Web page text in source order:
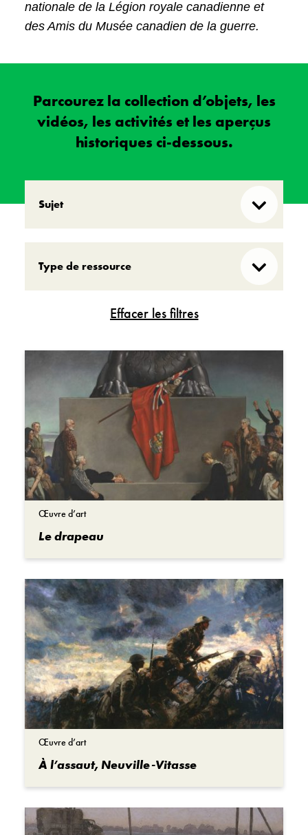
nationale de la Légion royale canadienne et
des Amis du Musée canadien de la guerre.
Parcourez la collection d’objets, les
vidéos, les activités et les aperçus
historiques ci-dessous.
Sujet
Récits de Canadiens noirs
Histoires de femmes
Récits de Canadiens d’origine asiatique
Récits de vétérans
Maintien de la paix
Guerre en Afghanistan
Type de ressource
Document
Photo
Survol historique
Vidéo
Activité
Œuvre d’art
Le drapeau
Œuvre d’art
À l’assaut, Neuville-Vitasse